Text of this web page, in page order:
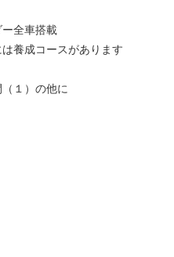
ー全車搭載
は養成コースがあります
１）の他に